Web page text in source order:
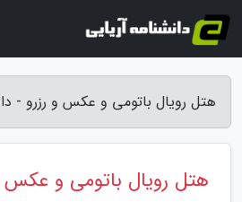
هتل رویال باتومی و عکس و رزرو -
هتل رویال باتومی و عکس